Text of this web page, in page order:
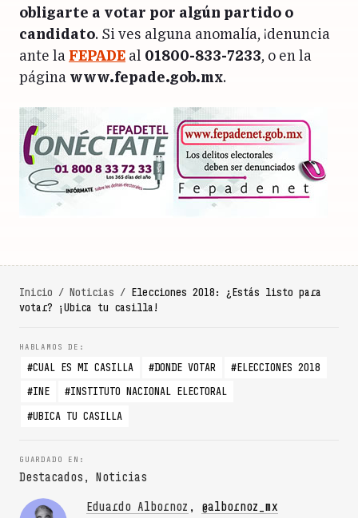
obligarte a votar por algún partido o
candidato. Si ves alguna anomalía, ¡denuncia
ante la FEPADE al 01800-833-7233, o en la
página www.fepade.gob.mx.
Inicio / Noticias / Elecciones 2018: ¿Estás listo para
votar? ¡Ubica tu casilla!
CUAL ES MI CASILLA DONDE VOTAR
ELECCIONES 2018
INE
INSTITUTO NACIONAL ELECTORAL
UBICA TU CASILLA
Destacados , Noticias
Eduardo Albornoz , @albornoz_mx